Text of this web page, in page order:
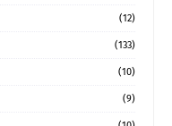
(12)
(133)
(10)
(9)